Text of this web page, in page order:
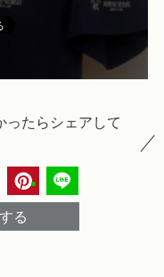
ったらシェアして
る